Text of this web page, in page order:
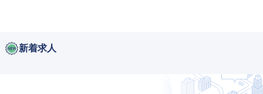
新着求人